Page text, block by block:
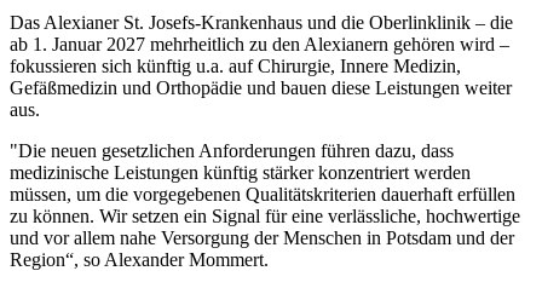
Das Alexianer St. Josefs-Krankenhaus und die Oberlinklinik – die
ab 1. Januar 2027 mehrheitlich zu den Alexianern gehören wird –
fokussieren sich künftig u.a. auf Chirurgie, Innere Medizin,
Gefäßmedizin und Orthopädie und bauen diese Leistungen weiter
aus.
"Die neuen gesetzlichen Anforderungen führen dazu, dass
medizinische Leistungen künftig stärker konzentriert werden
müssen, um die vorgegebenen Qualitätskriterien dauerhaft erfüllen
zu können. Wir setzen ein Signal für eine verlässliche, hochwertige
und vor allem nahe Versorgung der Menschen in Potsdam und der
Region“, so Alexander Mommert.